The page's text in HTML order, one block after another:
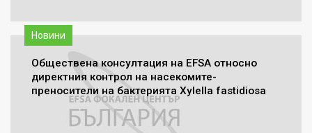
Новини
Обществена консултация на EFSA относно
директния контрол на насекомите-
преносители на бактерията Xylella fastidiosa